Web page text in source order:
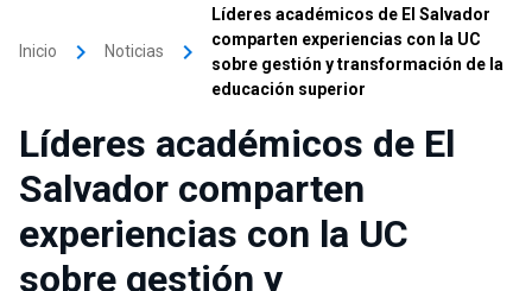
Inicio keyboard_arrow_right Noticias keyboard_arrow_right
Líderes académicos de El Salvador
comparten experiencias con la UC
sobre gestión y transformación de la
educación superior
Líderes académicos de El
Salvador comparten
experiencias con la UC
sobre gestión y